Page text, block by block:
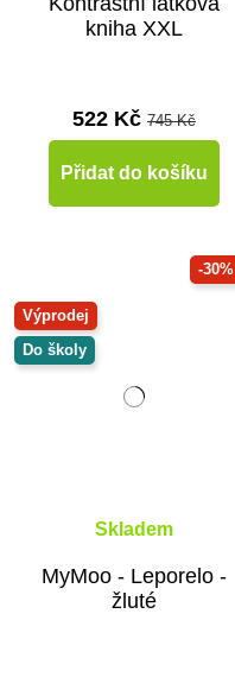
kniha XXL
522 Kč 745 Kč
Přidat do košíku
-30%
Výprodej
Do školy
Skladem
MyMoo - Leporelo -
žluté